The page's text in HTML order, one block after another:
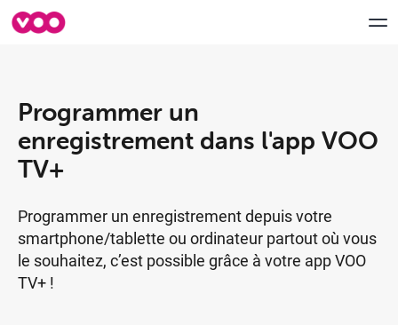
Aide & Support
myVOO
Speedtest VOO
Déménagement
Programmer un
enregistrement dans l'app VOO
TV+
Programmer un enregistrement depuis votre
smartphone/tablette ou ordinateur partout où vous
le souhaitez, c’est possible grâce à votre app VOO
TV+ !